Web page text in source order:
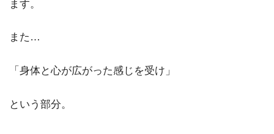
ます。
また…
「身体と心が広がった感じを受け」
という部分。